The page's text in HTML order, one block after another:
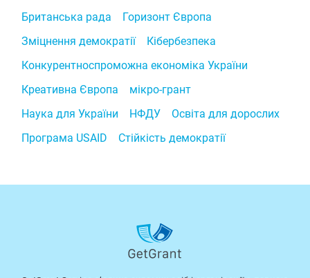
Британська рада
Горизонт Європа
Зміцнення демократії
Кібербезпека
Конкурентноспроможна економіка України
Креативна Європа
мікро-грант
Наука для України
НФДУ
Освіта для дорослих
Програма USAID
Стійкість демократії